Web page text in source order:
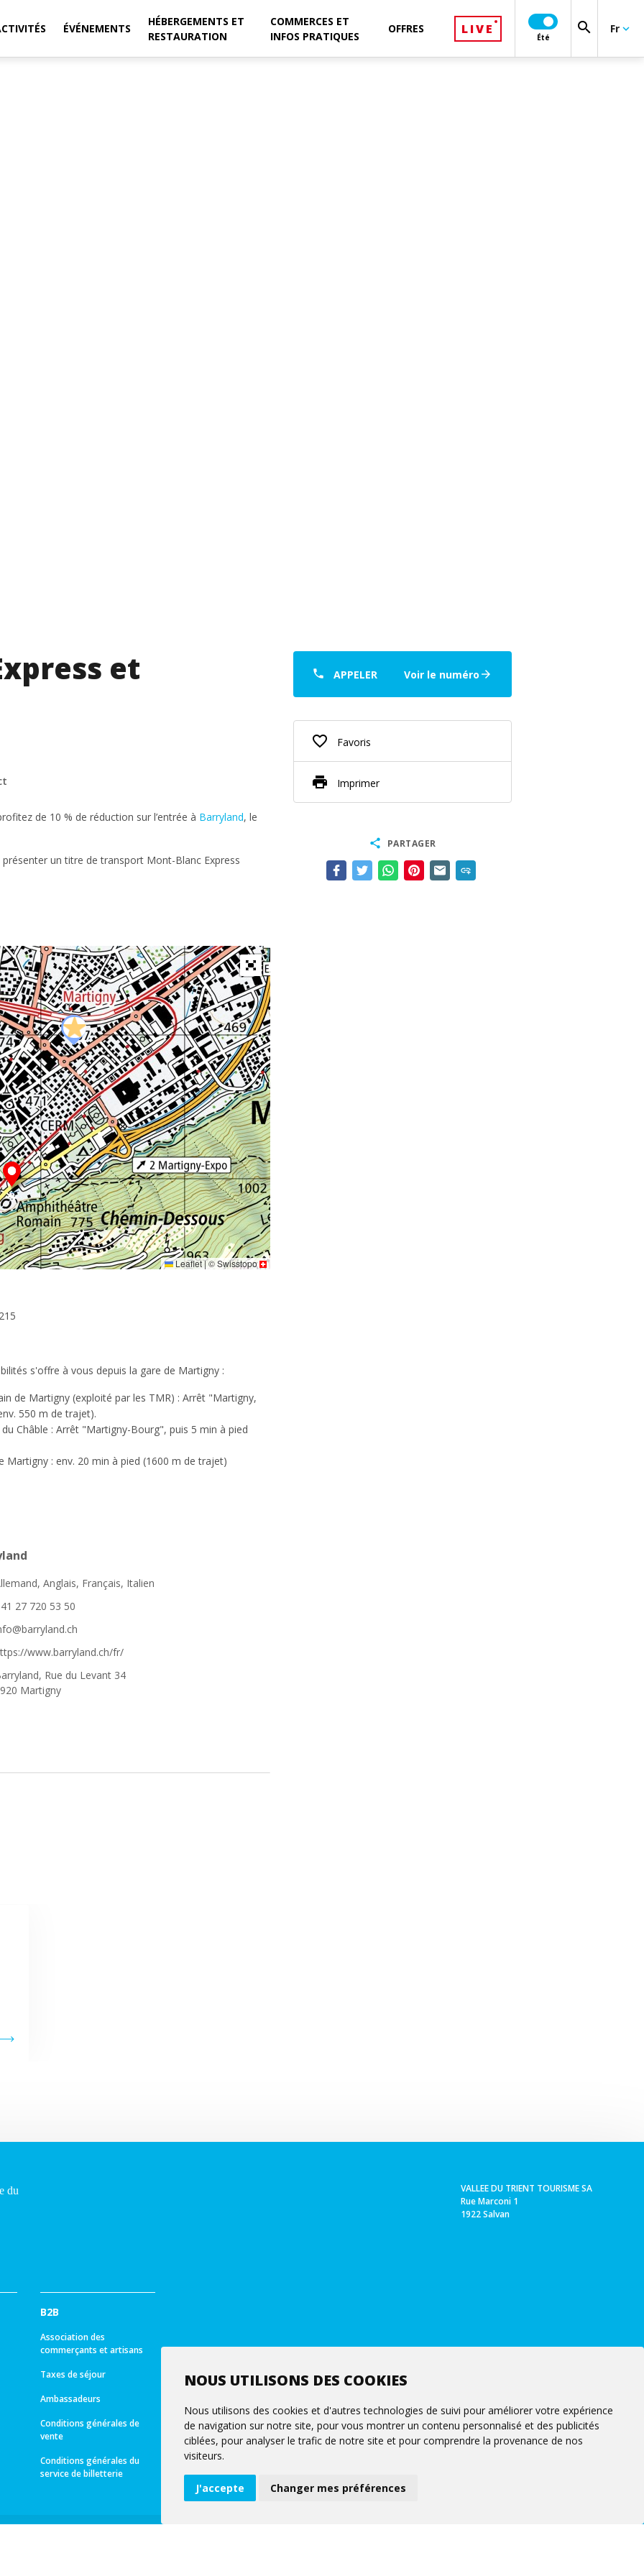
NOUS UTILISONS DES COOKIES
Nous utilisons des cookies et d'autres technologies de suivi pour améliorer votre expérience
de navigation sur notre site, pour vous montrer un contenu personnalisé et des publicités
ciblées, pour analyser le trafic de notre site et pour comprendre la provenance de nos
visiteurs.
J'accepte Changer mes préférences
ÉVÉNEMENTS
HÉBERGEMENTS ET
RESTAURATION
COMMERCES ET
INFOS PRATIQUES
OFFRES LIVE
Été
search Frkeyboard_arrow_down
et
de 10 % de réduction sur l’entrée à Barryland, le
un titre de transport Mont-Blanc Express
Leaflet|©Swisstopo
s'offre à vous depuis la gare de Martigny :
de Martigny (exploité par les TMR) : Arrêt "Martigny,
550 m de trajet).
Châble : Arrêt "Martigny-Bourg", puis 5 min à pied
Martigny : env. 20 min à pied (1600 m de trajet)
Anglais, Français, Italien
27 720 53 50
www.barryland.ch/fr/
Rue du Levant 34
Martigny
phone APPELER Voir le numéro arrow_forward
favorite_border Favoris
print Imprimer
share PARTAGER
add_link
VALLEE DU TRIENT TOURISME SA
Rue Marconi 1
1922 Salvan
B2B
Association des
commerçants et artisans
Taxes de séjour
Ambassadeurs
Conditions générales de
vente
Conditions générales du
service de billetterie